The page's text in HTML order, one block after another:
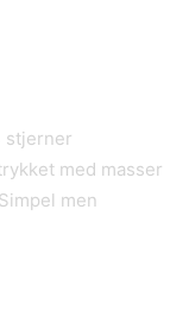
stjerner
med masser
men